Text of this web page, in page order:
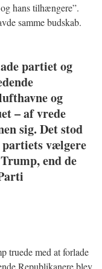
hans tilhængere”.
samme budskab.
partiet og
og
– af vrede
sig. Det stod
vælgere
end de
truede med at forlade
Republikanere blev